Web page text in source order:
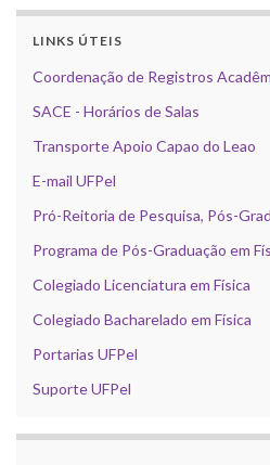
LINKS ÚTEIS
Coordenação de Registros
SACE - Horários de Salas
Transporte Apoio Capao do Leao
E-mail UFPel
Pró-Reitoria de Pesquisa, Pós-
Programa de Pós-Graduação em
Colegiado Licenciatura em Física
Colegiado Bacharelado em Física
Portarias UFPel
Suporte UFPel